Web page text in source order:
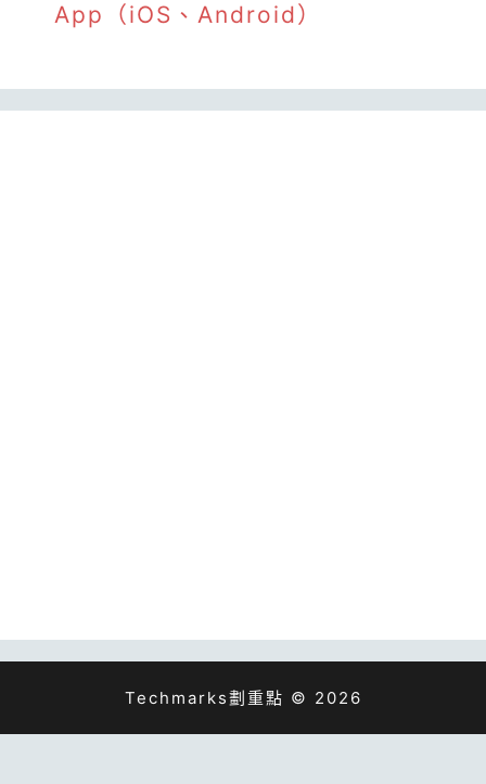
App（iOS、Android）
Techmarks劃重點 © 2026